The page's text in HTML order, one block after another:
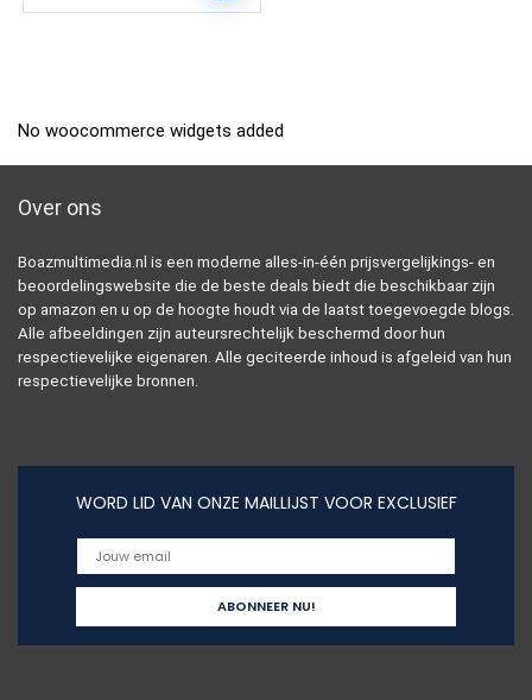
No woocommerce widgets added
Over ons
Boazmultimedia.nl is een moderne alles-in-één prijsvergelijkings- en
beoordelingswebsite die de beste deals biedt die beschikbaar zijn
op amazon en u op de hoogte houdt via de laatst toegevoegde blogs.
Alle afbeeldingen zijn auteursrechtelijk beschermd door hun
respectievelijke eigenaren. Alle geciteerde inhoud is afgeleid van hun
respectievelijke bronnen.
WORD LID VAN ONZE MAILLIJST VOOR EXCLUSIEF